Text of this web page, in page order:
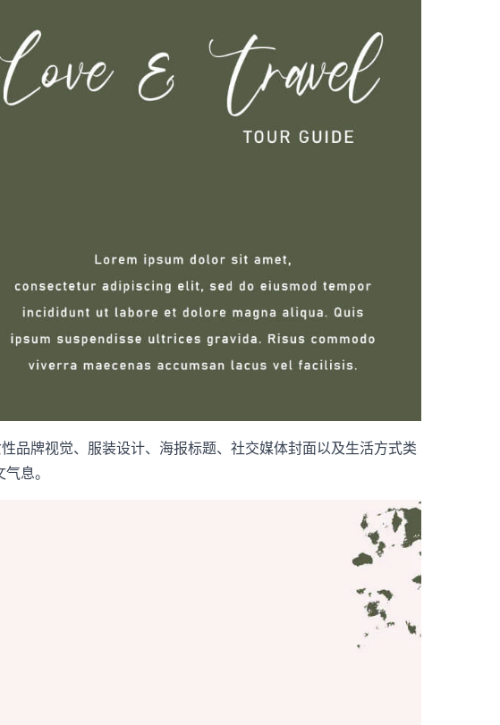
品牌视觉、服装设计、海报标题、社交媒体封面以及生活方式类
息。